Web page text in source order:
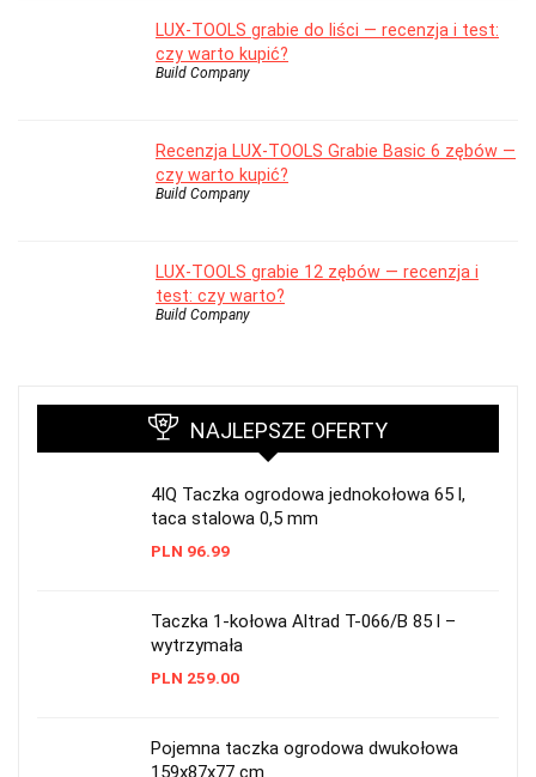
LUX-TOOLS grabie do liści — recenzja i test:
czy warto kupić?
Build Company
Recenzja LUX-TOOLS Grabie Basic 6 zębów —
czy warto kupić?
Build Company
LUX-TOOLS grabie 12 zębów — recenzja i
test: czy warto?
Build Company
NAJLEPSZE OFERTY
4IQ Taczka ogrodowa jednokołowa 65 l,
taca stalowa 0,5 mm
PLN 96.99
Taczka 1-kołowa Altrad T-066/B 85 l –
wytrzymała
PLN 259.00
Pojemna taczka ogrodowa dwukołowa
159x87x77 cm